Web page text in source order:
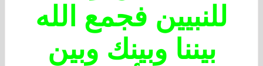
للنبيين فجمع الله
بيننا وبينك وبين